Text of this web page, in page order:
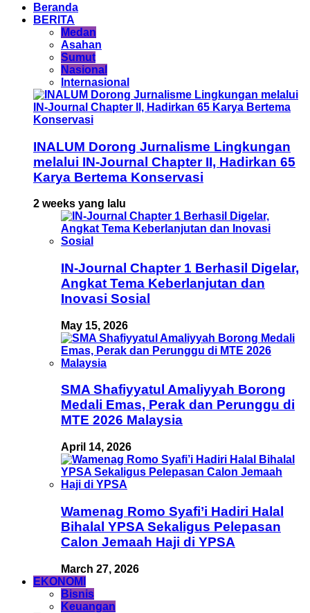
Beranda
BERITA
Medan
Asahan
Sumut
Nasional
Internasional
INALUM Dorong Jurnalisme Lingkungan
melalui IN-Journal Chapter II, Hadirkan 65
Karya Bertema Konservasi
2 weeks yang lalu
IN-Journal Chapter 1 Berhasil Digelar,
Angkat Tema Keberlanjutan dan
Inovasi Sosial
May 15, 2026
SMA Shafiyyatul Amaliyyah Borong
Medali Emas, Perak dan Perunggu di
MTE 2026 Malaysia
April 14, 2026
Wamenag Romo Syafi’i Hadiri Halal
Bihalal YPSA Sekaligus Pelepasan
Calon Jemaah Haji di YPSA
March 27, 2026
EKONOMI
Bisnis
Keuangan